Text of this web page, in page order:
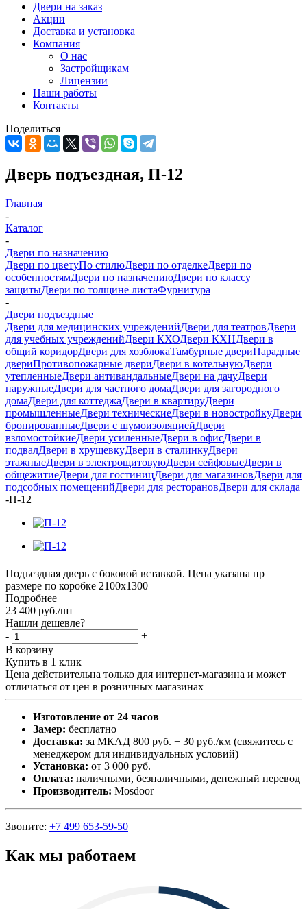
Двери на заказ
Акции
Доставка и установка
Компания
О нас
Застройщикам
Лицензии
Наши работы
Контакты
Поделиться
Дверь подъездная, П-12
Главная
-
Каталог
-
Двери по назначению
Двери по цветуПо стилюДвери по отделкеДвери по
особенностямДвери по назначениюДвери по классу
защитыДвери по толщине листаФурнитура
-
Двери подъездные
Двери для медицинских учрежденийДвери для театровДвери
для учебных учрежденийДвери КХОДвери КХНДвери в
общий коридорДвери для хозблокаТамбурные двериПарадные
двериПротивопожарные двериДвери в котельнуюДвери
утепленныеДвери антивандальныеДвери на дачуДвери
наружныеДвери для частного домаДвери для загородного
домаДвери для коттеджаДвери в квартируДвери
промышленныеДвери техническиеДвери в новостройкуДвери
бронированныеДвери с шумоизоляциейДвери
взломостойкиеДвери усиленныеДвери в офисДвери в
подвалДвери в хрущевкуДвери в сталинкуДвери
этажныеДвери в электрощитовуюДвери сейфовыеДвери в
общежитиеДвери для гостиницДвери для магазиновДвери для
подсобных помещенийДвери для ресторановДвери для склада
-П-12
Подъездная дверь с боковой вставкой. Цена указана пр
размере по коробке 2100х1300
Подробнее
23 400 руб./шт
Нашли дешевле?
-
+
В корзину
Купить в 1 клик
Цена действительна только для интернет-магазина и может
отличаться от цен в розничных магазинах
Изготовление от 24 часов
Замер: бесплатно
Доставка: за МКАД 800 руб. + 30 руб./км (свяжитесь с
менеджером для индивидуальных условий)
Установка: от 3 000 руб.
Оплата: наличными, безналичными, денежный перевод
Производитель: Mosdoor
Звоните: +7 499 653-59-50
Как мы работаем